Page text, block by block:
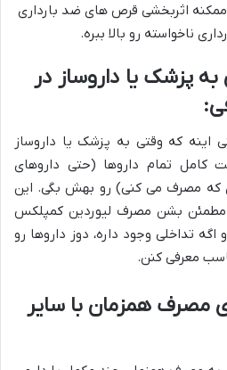
ممکنه اثربخشی قرص های ضد بارداری
ناخواسته رو بالا ببره.
پزشک یا داروساز در
اینه که وقتی به پزشک یا داروساز
کامل تمام داروها (حتی داروهای
که مصرف می کنی) رو بهش بگی. این
بشن مصرف لیوردین کمپلکس
تداخلی وجود داره، دوز داروها رو
معرفی کنن.
مصرف همزمان با سایر